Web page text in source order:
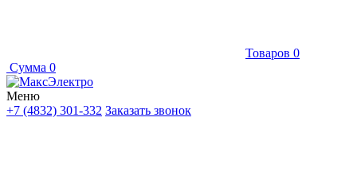
Товаров 0
Сумма 0
Меню
+7 (4832) 301-332 Заказать звонок